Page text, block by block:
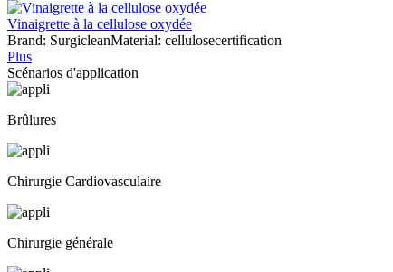
Vinaigrette à la cellulose oxydée
Brand: SurgicleanMaterial: cellulosecertification
Plus
Scénarios d'application
Brûlures
Chirurgie Cardiovasculaire
Chirurgie générale